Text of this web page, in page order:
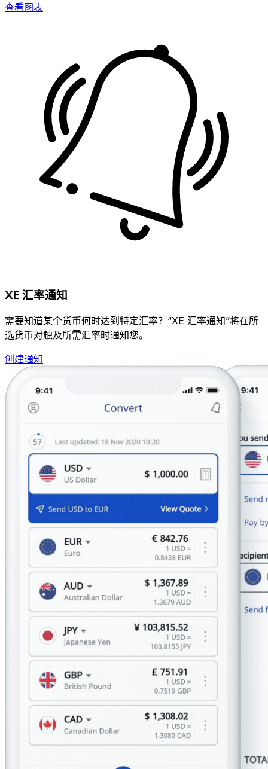
查看图表
XE 汇率通知
需要知道某个货币何时达到特定汇率？“XE 汇率通知”将在所
选货币对触及所需汇率时通知您。
创建通知